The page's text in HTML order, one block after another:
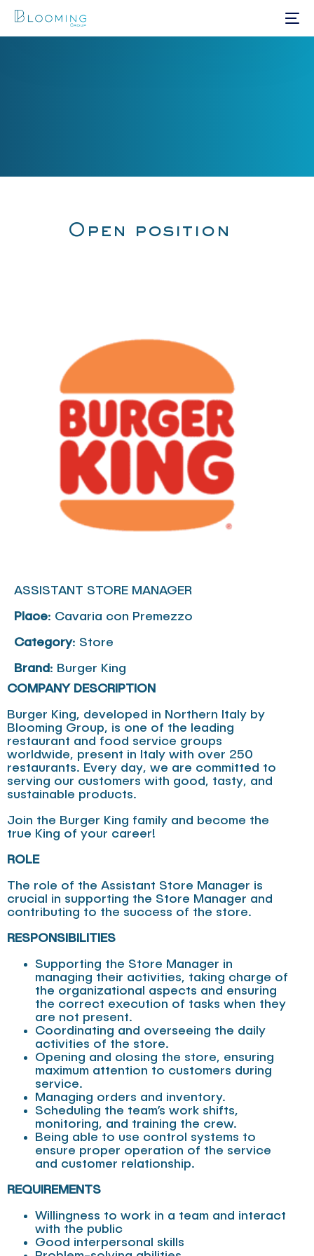
Open position
ASSISTANT STORE MANAGER
Place: Cavaria con Premezzo
Category: Store
Brand: Burger King
COMPANY DESCRIPTION
Burger King, developed in Northern Italy by
Blooming Group, is one of the leading
restaurant and food service groups
worldwide, present in Italy with over 250
restaurants. Every day, we are committed to
serving our customers with good, tasty, and
sustainable products.
Join the Burger King family and become the
true King of your career!
ROLE
The role of the Assistant Store Manager is
crucial in supporting the Store Manager and
contributing to the success of the store.
RESPONSIBILITIES
Supporting the Store Manager in
managing their activities, taking charge of
the organizational aspects and ensuring
the correct execution of tasks when they
are not present.
Coordinating and overseeing the daily
activities of the store.
Opening and closing the store, ensuring
maximum attention to customers during
service.
Managing orders and inventory.
Scheduling the team’s work shifts,
monitoring, and training the crew.
Being able to use control systems to
ensure proper operation of the service
and customer relationship.
REQUIREMENTS
Willingness to work in a team and interact
with the public
Good interpersonal skills